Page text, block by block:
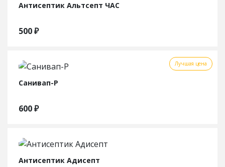
Антисептик Альтсепт ЧАС
500₽
Лучшая цена
Санивап-Р
600₽
Антисептик Адисепт